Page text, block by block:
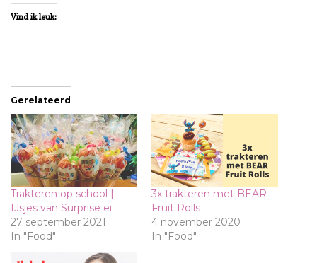
Vind ik leuk:
Gerelateerd
Trakteren op school |
IJsjes van Surprise ei
27 september 2021
In "Food"
3x trakteren met BEAR
Fruit Rolls
4 november 2020
In "Food"